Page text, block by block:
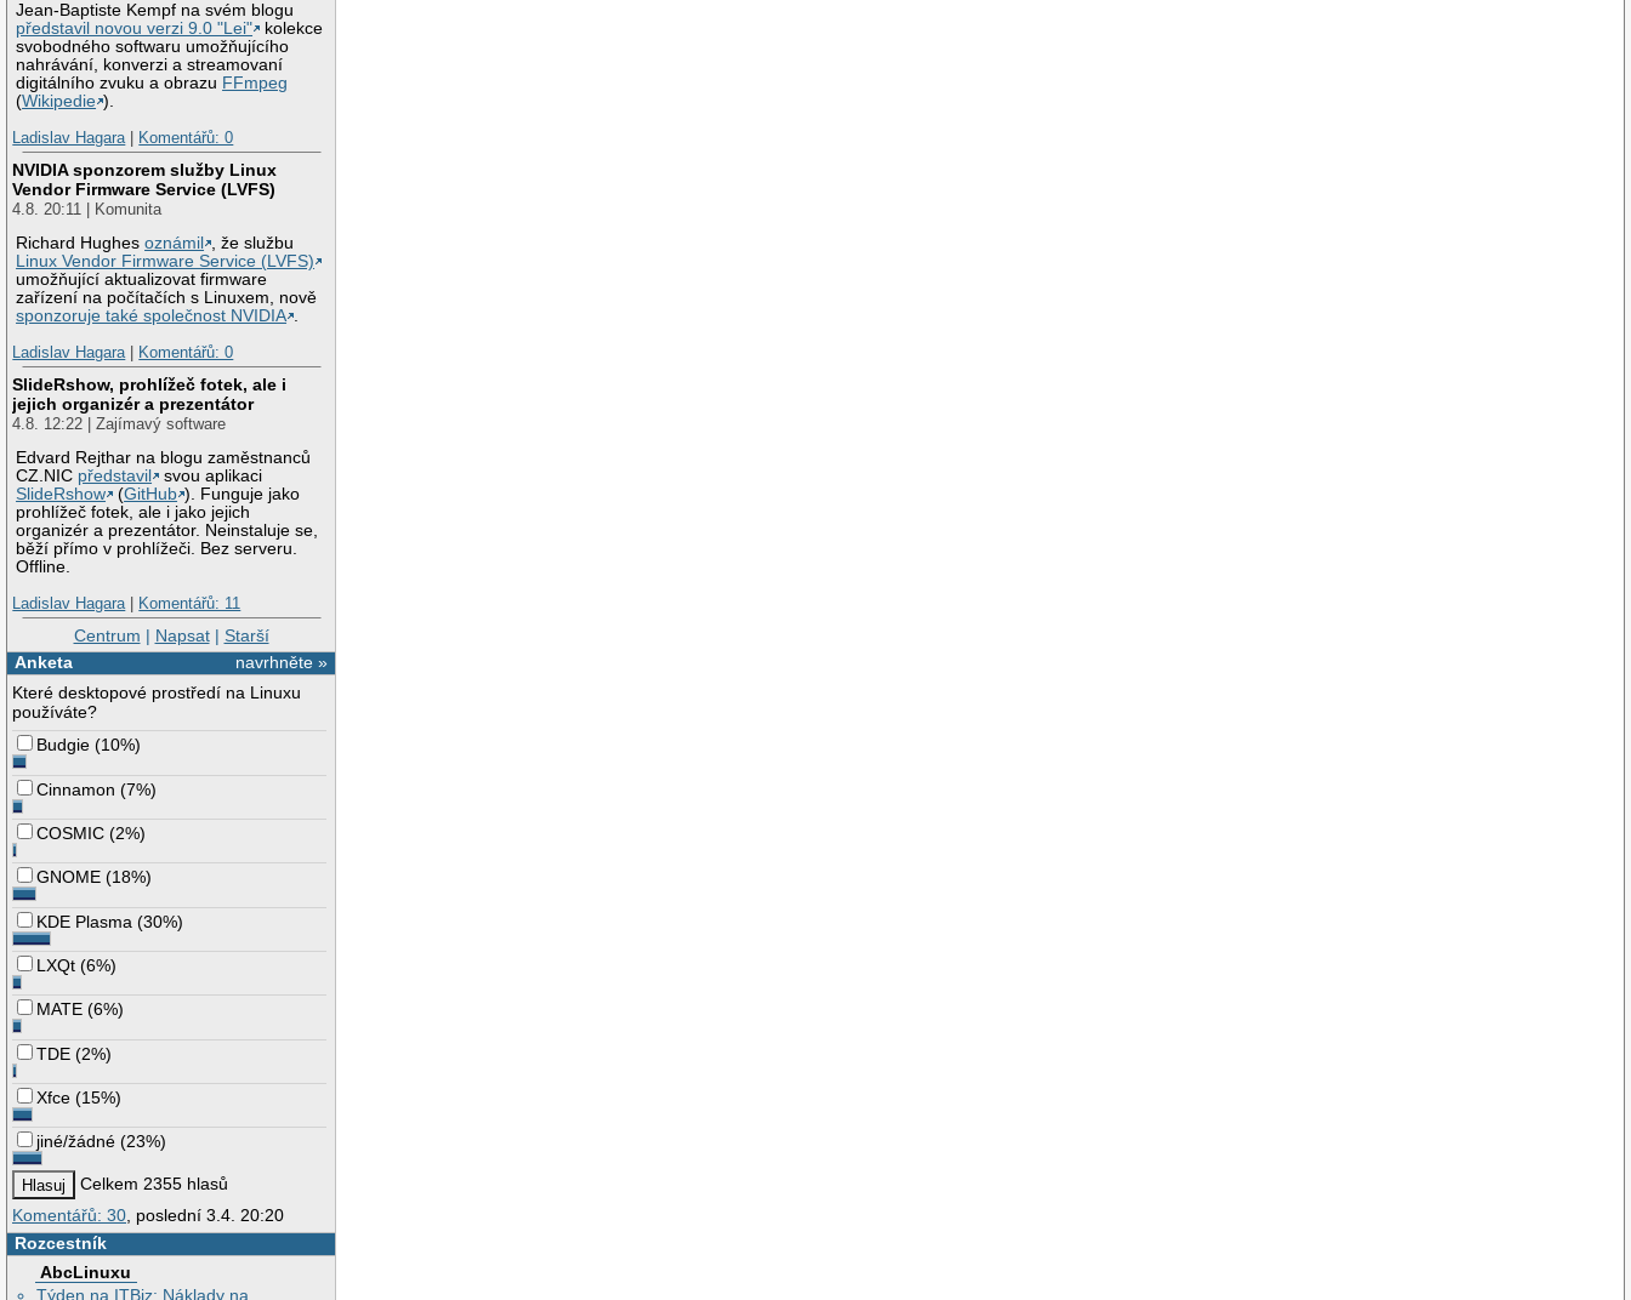
Jean-Baptiste Kempf na svém blogu
představil novou verzi 9.0 "Lei"
kolekce
svobodného softwaru umožňujícího
nahrávání, konverzi a streamovaní
digitálního zvuku a obrazu FFmpeg
(Wikipedie ).
Ladislav Hagara| Komentářů: 0
NVIDIA sponzorem služby Linux
Vendor Firmware Service (LVFS)
4.8. 20:11 | Komunita
Richard Hughesoznámil
, že službu
Linux Vendor Firmware Service (LVFS)
umožňující aktualizovat firmware
zařízení na počítačích s Linuxem, nově
sponzoruje také společnost NVIDIA .
Ladislav Hagara| Komentářů: 0
SlideRshow, prohlížeč fotek, ale i
jejich organizér a prezentátor
4.8. 12:22 | Zajímavý software
Edvard Rejthar na blogu zaměstnanců
CZ.NIC představil
svou aplikaci
SlideRshow
(GitHub ). Funguje jako
prohlížeč fotek, ale i jako jejich
organizér a prezentátor. Neinstaluje se,
běží přímo v prohlížeči. Bez serveru.
Offline.
Ladislav Hagara| Komentářů: 11
Centrum | Napsat| Starší
navrhněte »
Anketa
Které desktopové prostředí na Linuxu
používáte?
Budgie (10%)
Cinnamon (7%)
COSMIC (2%)
GNOME (18%)
KDE Plasma (30%)
LXQt (6%)
MATE (6%)
TDE (2%)
Xfce (15%)
jiné/žádné (23%)
Celkem 2355 hlasů
Komentářů: 30 , poslední 3.4. 20:20
Rozcestník
AbcLinuxu
Týden na ITBiz: Náklady na